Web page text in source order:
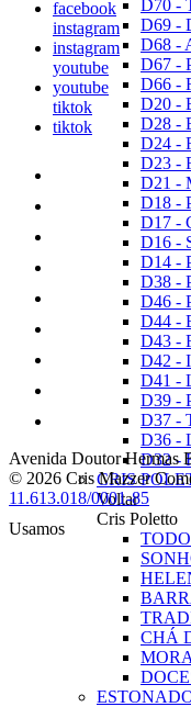
D70 -
D69 -
D68 -
D67 -
D66 -
D20 -
D28 -
D24 -
D23 -
D21 -
D18 -
D17 -
D16 -
D14 -
D38 -
D46 -
D44 -
D43 -
D42 -
D41 -
D39 -
D37 -
D36 -
D32 -
CRIS
Voltar
Cris Poletto
CHÁ
facebook
instagram
instagram
youtube
youtube
tiktok
tiktok
Avenida Doutor Hermas
© 2026 Cris Mazzer
11.613.018/0001-85
Usamos